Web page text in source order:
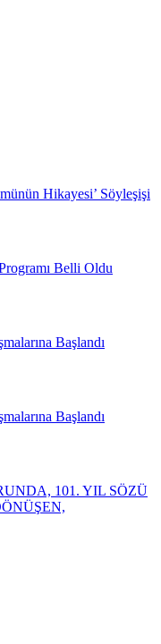
Hikayesi’ Söyleşişi
Belli Oldu
Başlandı
Başlandı
101. YIL SÖZÜ